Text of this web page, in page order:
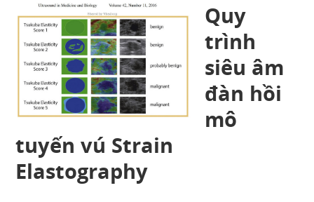
Quy
trình
siêu âm
đàn hồi
mô
tuyến vú Strain
Elastography